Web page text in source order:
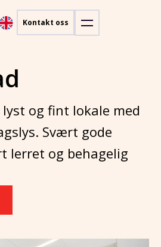
Kontakt oss
og fint lokale med
Svært gode
lerret og behagelig